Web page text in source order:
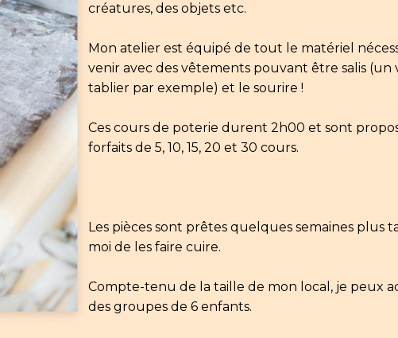
créatures, des objets etc.
Mon atelier est équipé de tout le matériel
venir avec des vêtements pouvant être salis
tablier par exemple) et le sourire !
Ces cours de poterie durent 2h00 et sont
forfaits de 5, 10, 15, 20 et 30 cours.
Les pièces sont prêtes quelques semaines plus
moi de les faire cuire.
Compte-tenu de la taille de mon local, je peux
des groupes de 6 enfants.